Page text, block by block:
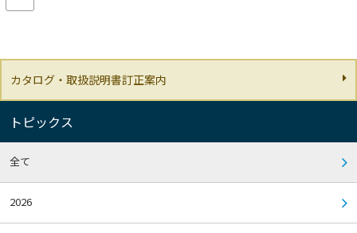
カタログ・取扱説明書訂正案内
トピックス
全て
2026